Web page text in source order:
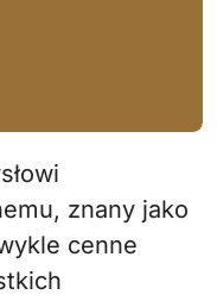
znany jako
cenne